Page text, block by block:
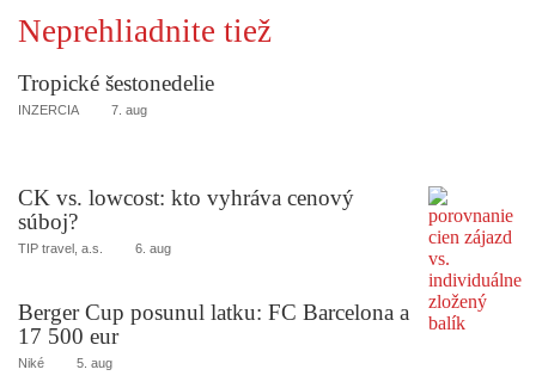
Neprehliadnite tiež
Tropické šestonedelie
INZERCIA 7. aug
CK vs. lowcost: kto vyhráva cenový
súboj?
TIP travel, a.s. 6. aug
Berger Cup posunul latku: FC Barcelona a
17 500 eur
Niké 5. aug